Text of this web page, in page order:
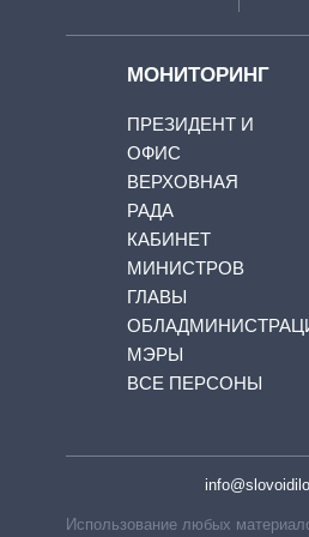
МОНИТОРИНГ
ПРЕЗИДЕНТ И
ОФИС
ВЕРХОВНАЯ
РАДА
КАБИНЕТ
МИНИСТРОВ
ГЛАВЫ
МЭРЫ
ВСЕ ПЕРСОНЫ
Использование любых